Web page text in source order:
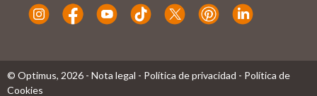
© Optimus, 2026 - Nota legal - Política de privacidad - Política de
Cookies